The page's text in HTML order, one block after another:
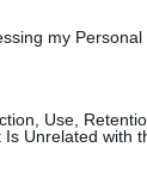
my Personal
Use,
Unrelated with